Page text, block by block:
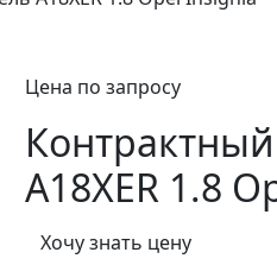
Цена по запросу
A18XER 1.8
Хочу знать цену